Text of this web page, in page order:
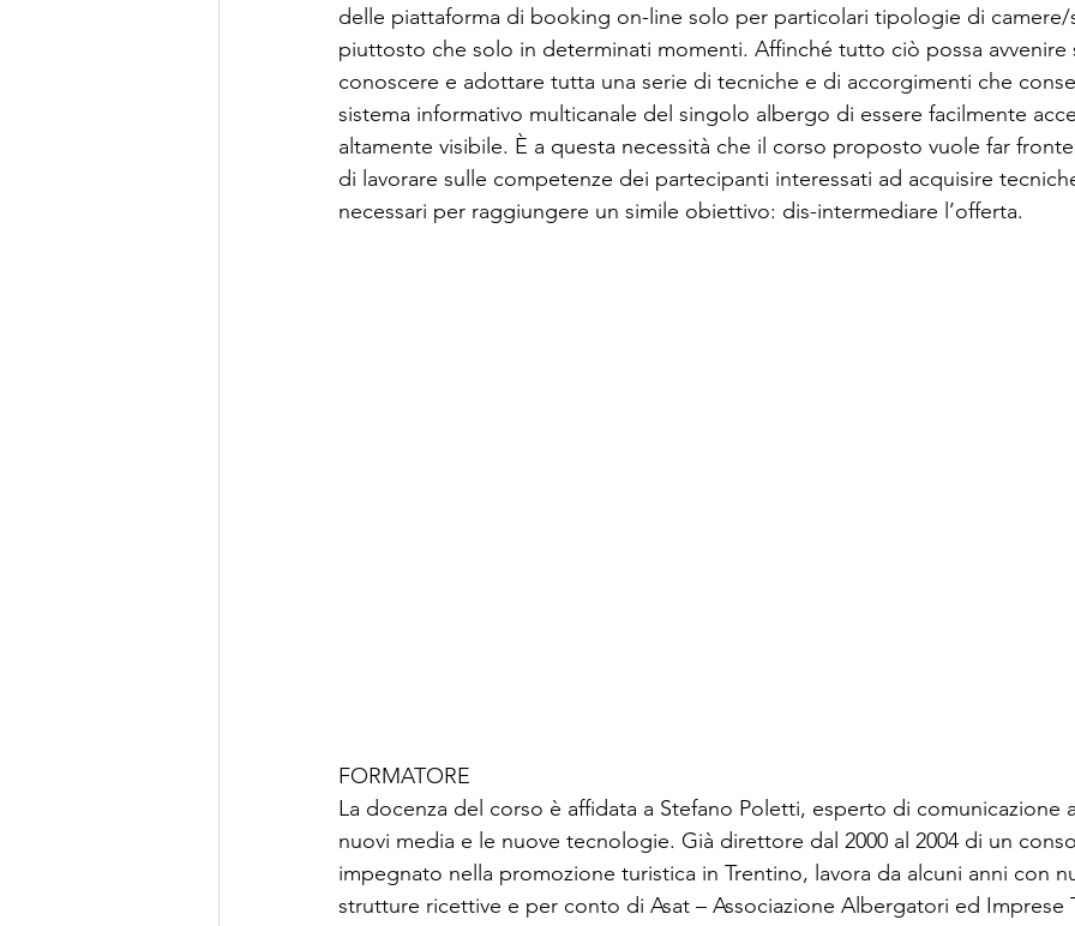
delle piattaforma di booking on-line solo per particolari tipologie di camere/
piuttosto che solo in determinati momenti. Affinché tutto ciò possa avvenire
conoscere e adottare tutta una serie di tecniche e di accorgimenti che
sistema informativo multicanale del singolo albergo di essere facilmente
altamente visibile. È a questa necessità che il corso proposto vuole far
di lavorare sulle competenze dei partecipanti interessati ad acquisire
necessari per raggiungere un simile obiettivo: dis-intermediare l’offerta.
FORMATORE
La docenza del corso è affidata a Stefano Poletti, esperto di comunicazione
nuovi media e le nuove tecnologie. Già direttore dal 2000 al 2004 di un
impegnato nella promozione turistica in Trentino, lavora da alcuni anni con
strutture ricettive e per conto di Asat – Associazione Albergatori ed Imprese